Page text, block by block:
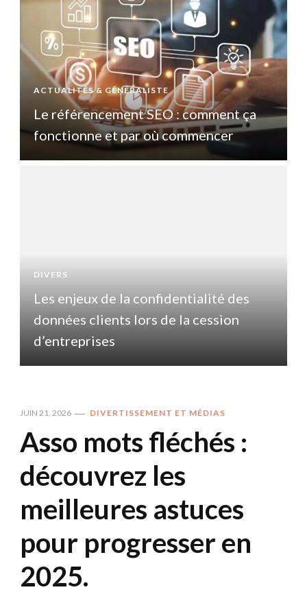
ACTUALITÉS & GÉNÉRALISTE
Le référencement SEO : comment ça
fonctionne et par où commencer
DIVERS
Les enjeux de la confidentialité des
données clients lors de la cession
d’entreprises
JUIN 21, 2026 DIVERTISSEMENT ET MÉDIAS
Asso mots fléchés :
découvrez les
meilleures astuces
pour progresser en
2025.